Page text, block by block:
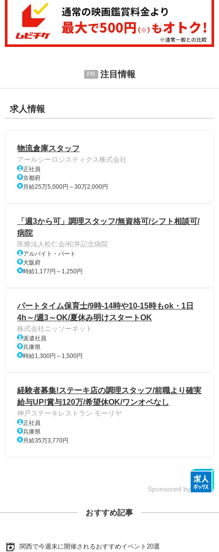
注目情報
求人情報
物流倉庫スタッフ
アールシーロジスティクス株式会社
正社員
京都府
月給25万5,000円～30万2,000円
「週3から可」調理スタッフ/無資格可/シフト相談可/
病院
医療法人松仁会/松井記念病院
アルバイト・パート
大阪府
時給1,177円～1,250円
パートタイム保育士/9時-14時や10-15時もok・1日
4h～/週3～OK/夏休み明けスタートOK
株式会社ニッソーネット
派遣社員
兵庫県
時給1,300円～1,500円
経験者募集!ステーキ店の調理スタッフ/前職より確実
給与UP!賞与120万/希望休OK/ワンオペなし
神戸ステーキレストラン モーリヤ
正社員
兵庫県
月給35万3,770円
Sponsored by
おすすめ記事
関西で今週末に開催されるおすすめイベント20選